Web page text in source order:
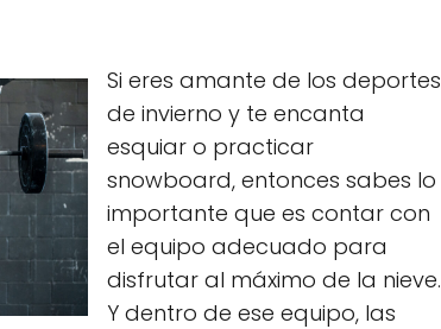
Si eres amante de los deportes
de invierno y te encanta
esquiar o practicar
snowboard, entonces sabes lo
importante que es contar con
el equipo adecuado para
disfrutar al máximo de la nieve.
Y dentro de ese equipo, las